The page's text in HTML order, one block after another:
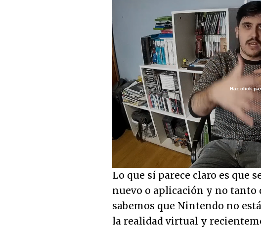
Unmute /
Loaded:
5.95%
Haz click
Lo que sí parece claro es que
nuevo o aplicación y no tanto
sabemos que Nintendo no
la realidad virtual y